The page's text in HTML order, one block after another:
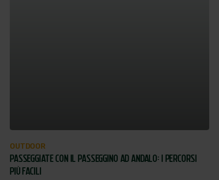
OUTDOOR
PASSEGGIATE CON IL PASSEGGINO AD ANDALO: I PERCORSI
PIÙ FACILI